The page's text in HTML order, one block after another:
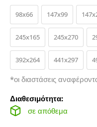
98x66 147x99
245x165 245x270
392x264 441x297
*οι διαστάσεις
Διαθεσιμότητα:
σε απόθεμα